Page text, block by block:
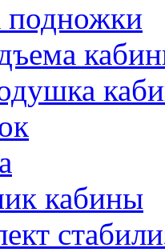
подножки
кабины